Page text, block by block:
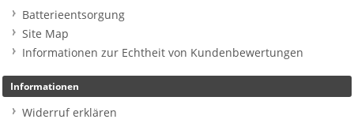
Batterieentsorgung
Site Map
Informationen zur Echtheit von Kundenbewertungen
Informationen
Widerruf erklären